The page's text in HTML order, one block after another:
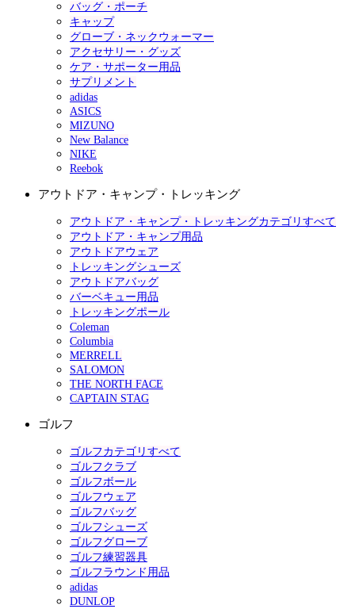
バッグ・ポーチ
キャップ
グローブ・ネックウォーマー
アクセサリー・グッズ
ケア・サポーター用品
サプリメント
adidas
ASICS
MIZUNO
New Balance
NIKE
Reebok
アウトドア・キャンプ・トレッキング
アウトドア・キャンプ・トレッキングカテゴリすべて
アウトドア・キャンプ用品
アウトドアウェア
トレッキングシューズ
アウトドアバッグ
バーベキュー用品
トレッキングポール
Coleman
Columbia
MERRELL
SALOMON
THE NORTH FACE
CAPTAIN STAG
ゴルフ
ゴルフカテゴリすべて
ゴルフクラブ
ゴルフボール
ゴルフウェア
ゴルフバッグ
ゴルフシューズ
ゴルフグローブ
ゴルフ練習器具
ゴルフラウンド用品
adidas
DUNLOP